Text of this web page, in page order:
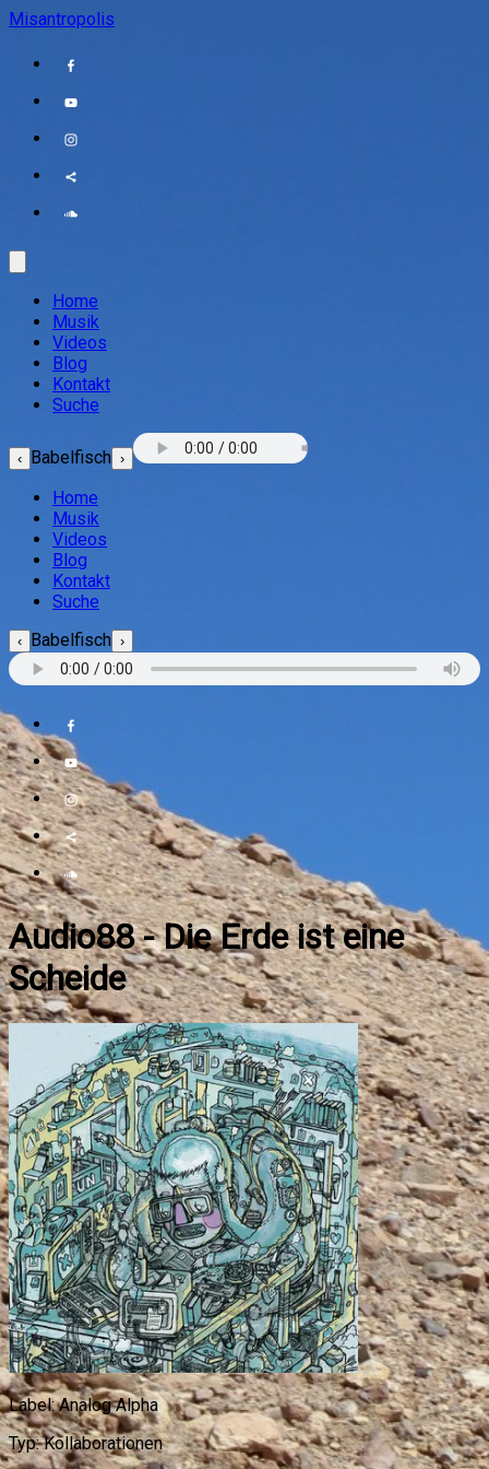
Misantropolis
Home
Musik
Videos
Blog
Kontakt
Suche
‹ Babelfisch ›
Home
Musik
Videos
Blog
Kontakt
Suche
‹ Babelfisch ›
Audio88-Die Erde ist eine
Scheide
Label: Analog Alpha
Typ: Kollaborationen